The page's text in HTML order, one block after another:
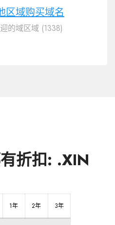
区域购买域名
的域区域 (1338)
折扣: .XIN
1年 2年 3年